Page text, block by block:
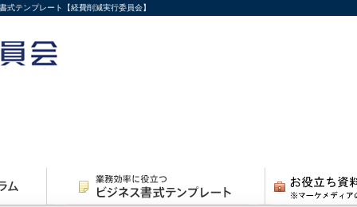
テンプレート【経費削減実行委員会】